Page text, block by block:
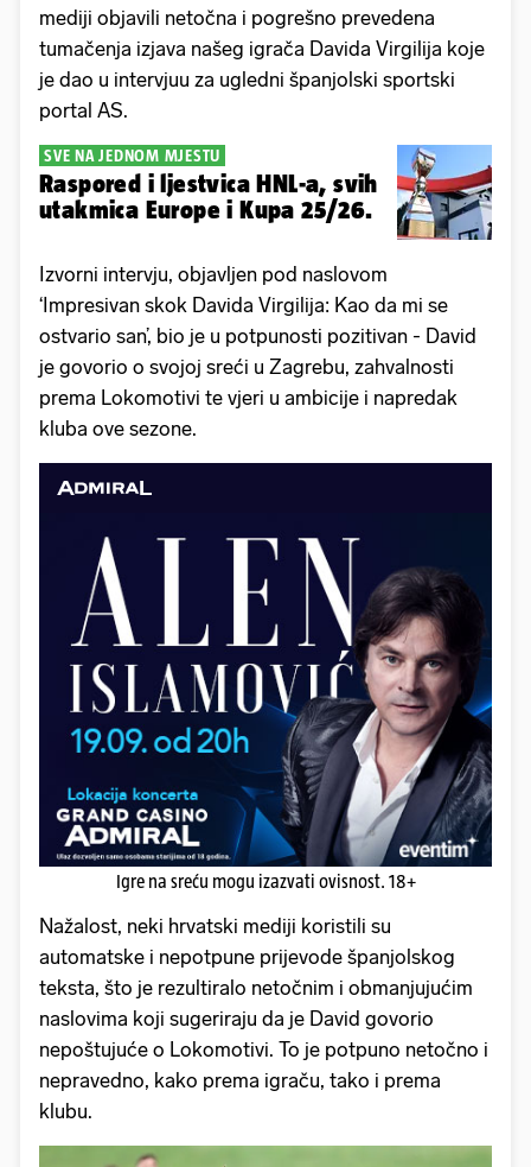
mediji objavili netočna i pogrešno prevedena
tumačenja izjava našeg igrača Davida Virgilija koje
je dao u intervjuu za ugledni španjolski sportski
portal AS.
SVE NA JEDNOM MJESTU
Raspored i ljestvica HNL-a, svih
utakmica Europe i Kupa 25/26.
Izvorni intervju, objavljen pod naslovom
‘Impresivan skok Davida Virgilija: Kao da mi se
ostvario san’, bio je u potpunosti pozitivan - David
je govorio o svojoj sreći u Zagrebu, zahvalnosti
prema Lokomotivi te vjeri u ambicije i napredak
kluba ove sezone.
Igre na sreću mogu izazvati ovisnost. 18+
Nažalost, neki hrvatski mediji koristili su
automatske i nepotpune prijevode španjolskog
teksta, što je rezultiralo netočnim i obmanjujućim
naslovima koji sugeriraju da je David govorio
nepoštujuće o Lokomotivi. To je potpuno netočno i
nepravedno, kako prema igraču, tako i prema
klubu.